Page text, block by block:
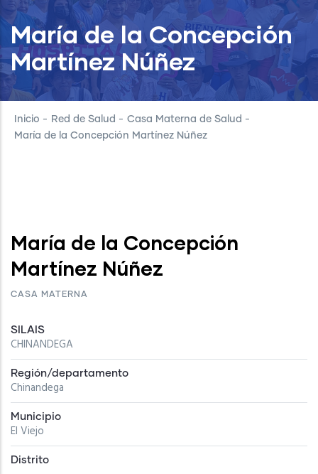
María de la Concepción
Martínez Núñez
Inicio - Red de Salud - Casa Materna de Salud -
María de la Concepción Martínez Núñez
María de la Concepción
Martínez Núñez
CASA MATERNA
SILAIS
CHINANDEGA
Región/departamento
Chinandega
Municipio
El Viejo
Distrito